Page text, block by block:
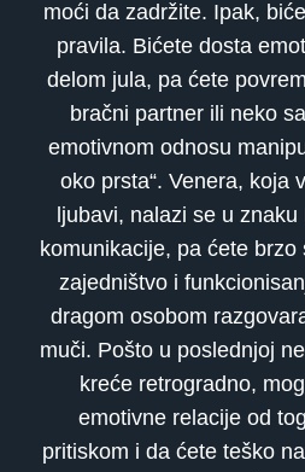
moći da zadržite. Ipak,
pravila. Bićete dosta
delom jula, pa ćete
bračni partner ili neko
emotivnom odnosu
oko prsta“. Venera, koja
ljubavi, nalazi se u
komunikacije, pa ćete
zajedništvo i
dragom osobom
muči. Pošto u poslednjoj
kreće retrogradno,
emotivne relacije od
pritiskom i da ćete teško